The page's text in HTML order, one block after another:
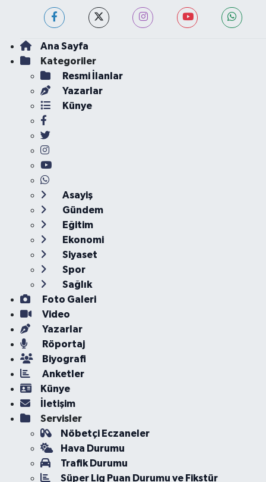
Ana Sayfa
Kategoriler
Resmi İlanlar
Yazarlar
Künye
Asayiş
Gündem
Eğitim
Ekonomi
Siyaset
Spor
Sağlık
Foto Galeri
Video
Yazarlar
Röportaj
Biyografi
Anketler
Künye
İletişim
Servisler
Nöbetçi Eczaneler
Hava Durumu
Trafik Durumu
Süper Lig Puan Durumu ve Fikstür